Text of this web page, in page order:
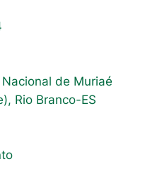
de Muriaé
Rio Branco-ES